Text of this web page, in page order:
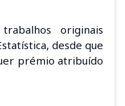
originais
desde que
prémio atribuído